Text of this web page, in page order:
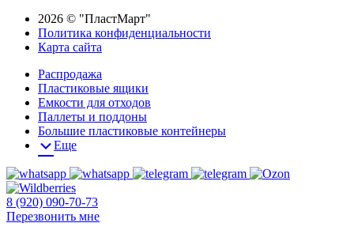
2026 © "ПластМарт"
Политика конфиденциальности
Карта сайта
Распродажа
Пластиковые ящики
Емкости для отходов
Паллеты и поддоны
Большие пластиковые контейнеры
Еще
8 (920) 090-70-73
Перезвонить мне